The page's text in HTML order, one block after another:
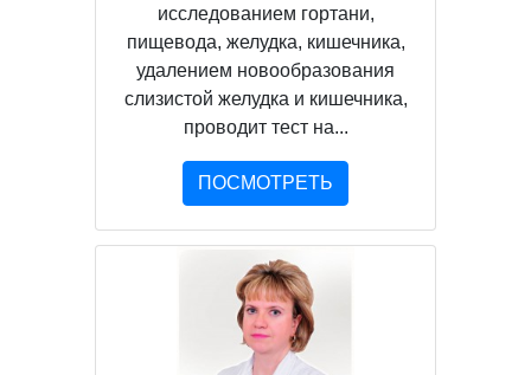
исследованием гортани,
пищевода, желудка, кишечника,
удалением новообразования
слизистой желудка и кишечника,
проводит тест на...
ПОСМОТРЕТЬ